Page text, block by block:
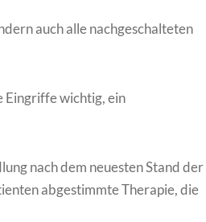
auch alle nachgeschalteten
Eingriffe wichtig, ein
nach dem neuesten Stand der
abgestimmte Therapie, die